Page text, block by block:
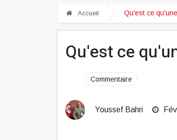
Accueil Qu'est ce
Qu'est ce
Commentaire
Youssef Bahri